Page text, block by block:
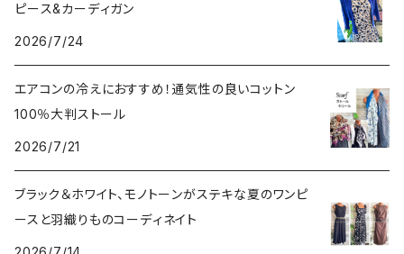
ピース&カーディガン
2026/7/24
エアコンの冷えにおすすめ！通気性の良いコットン
100％大判ストール
2026/7/21
ブラック＆ホワイト、モノトーンがステキな夏のワンピ
ースと羽織りものコーディネイト